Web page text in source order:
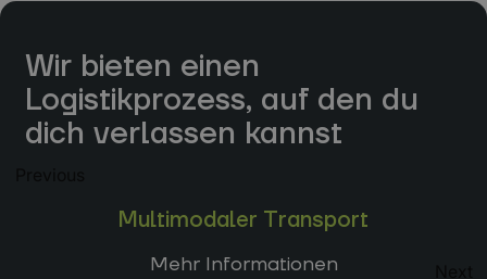
Wir bieten einen
Logistikprozess, auf den du
dich verlassen kannst
Multimodaler Transport
Mehr Informationen